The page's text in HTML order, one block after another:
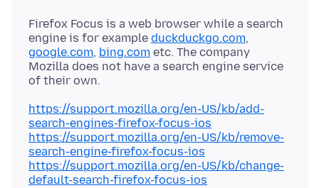
Firefox Focus is a web browser while a search
engine is for example duckduckgo.com,
google.com, bing.com etc. The company
Mozilla does not have a search engine service
https://support.mozilla.org/en-US/kb/add-
search-engines-firefox-focus-ios
https://support.mozilla.org/en-US/kb/remove-
search-engine-firefox-focus-ios
https://support.mozilla.org/en-US/kb/change-
default-search-firefox-focus-ios